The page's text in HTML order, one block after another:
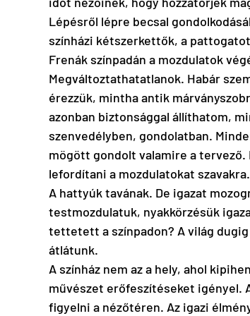
Lépésről lépre becsal
színházi kétszerkettők, a
Frenák színpadán a mozdulatok
Megváltoztathatatlanok. Habár
érezzük, mintha antik
azonban biztonsággal állíthatom,
szenvedélyben, gondolatban.
mögött gondolt valamire a
lefordítani a mozdulatokat
A hattyúk tavának. De igazat
testmozdulatuk, nyakkörzésük
tettetett a színpadon? A világ
átlátunk.
A színház nem az a hely, ahol
művészet erőfeszítéseket igényel.
figyelni a nézőtéren. Az igazi